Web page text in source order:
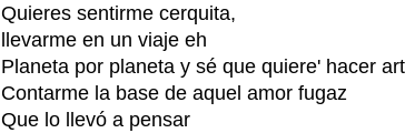
Quieres sentirme cerquita,
llevarme en un viaje eh
Planeta por planeta y sé que quiere' hacer
Contarme la base de aquel amor fugaz
Que lo llevó a pensar